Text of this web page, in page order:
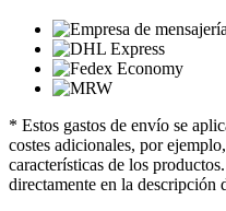
* Estos gastos de envío se
costes adicionales, por
características de los
directamente en la descripción